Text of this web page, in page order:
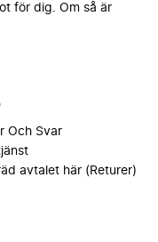
för dig. Om så är
Och Svar
avtalet här (Returer)